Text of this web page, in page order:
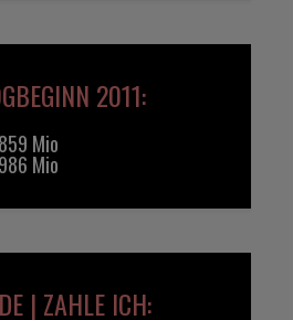
2011:
Mio
Mio
| ZAHLE ICH: